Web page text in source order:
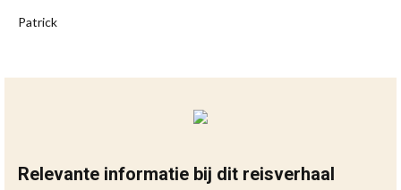
Patrick
Relevante informatie bij dit reisverhaal